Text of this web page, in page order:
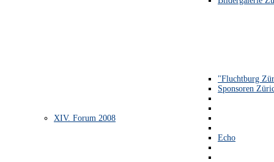
"Fluchtburg
Sponsoren
XIV. Forum 2008
Echo